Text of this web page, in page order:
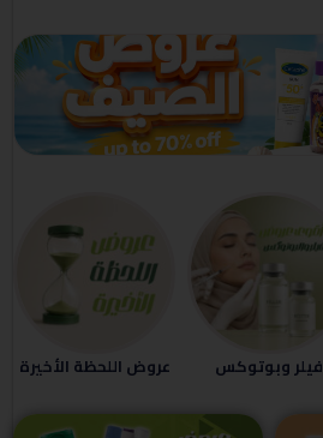
فيلر وبوتوكس عروض اللحظة الأخيرة